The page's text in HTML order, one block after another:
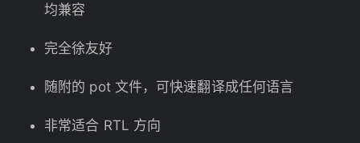
均兼容
完全徐友好
随附的 pot 文件，可快速翻译成任何语言
非常适合 RTL 方向